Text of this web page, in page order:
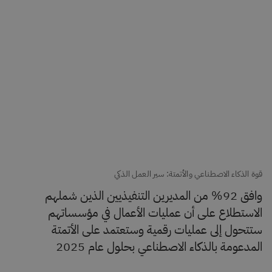
قوة الذكاء الاصطناعي والأتمتة: سير العمل الذكي
وافق 92% من المديرين التنفيذيين الذين شملهم
الاستطلاع على أن عمليات الأعمال في مؤسساتهم
ستتحول إلى عمليات رقمية وستعتمد على الأتمتة
المدعومة بالذكاء الاصطناعي بحلول عام 2025